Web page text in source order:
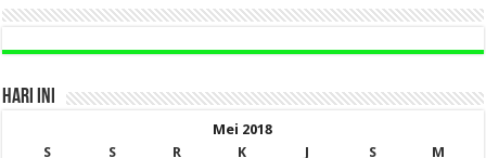
HARI INI
Mei 2018
S
S R K J S
M